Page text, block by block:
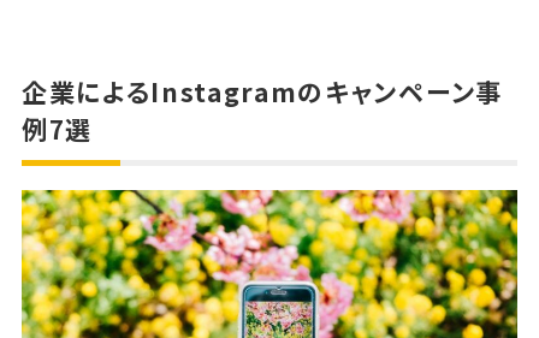
企業によるInstagramのキャンペーン事
例7選